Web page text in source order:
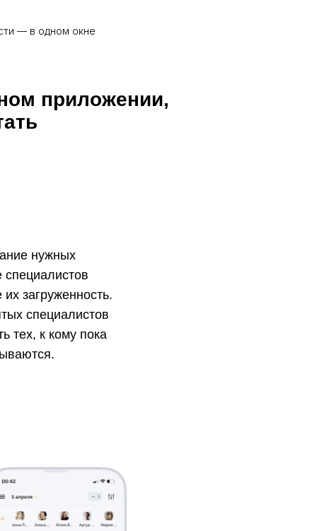
— в одном окне
приложении,
нужных
специалистов
загруженность.
специалистов
тех, к кому пока